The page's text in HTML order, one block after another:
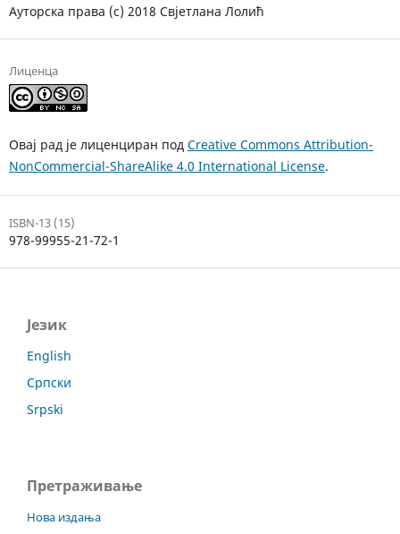
Ауторска права (c) 2018 Свјетлана Лолић
Лиценца
Овај рад је лиценциран под Creative Commons Attribution-
NonCommercial-ShareAlike 4.0 International License.
ISBN-13 (15)
978-99955-21-72-1
Језик
English
Српски
Srpski
Претраживање
Нова издања